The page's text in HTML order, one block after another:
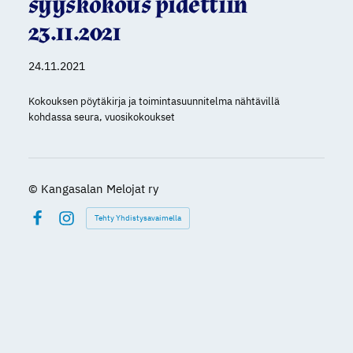
23.11.2021
24.11.2021
Kokouksen pöytäkirja ja toimintasuunnitelma nähtävillä
kohdassa seura, vuosikokoukset
© Kangasalan Melojat ry
Instagram
Tehty Yhdistysavaimella